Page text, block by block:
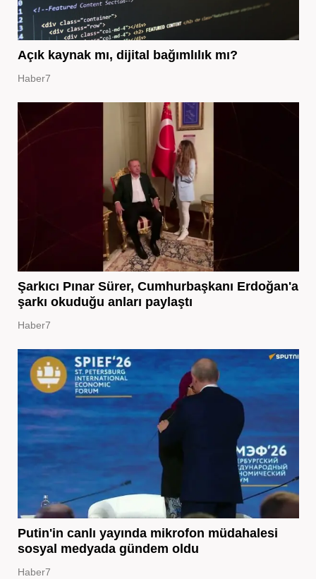
Açık kaynak mı, dijital bağımlılık mı?
Haber7
Şarkıcı Pınar Sürer, Cumhurbaşkanı Erdoğan'a
şarkı okuduğu anları paylaştı
Haber7
Putin'in canlı yayında mikrofon müdahalesi
sosyal medyada gündem oldu
Haber7